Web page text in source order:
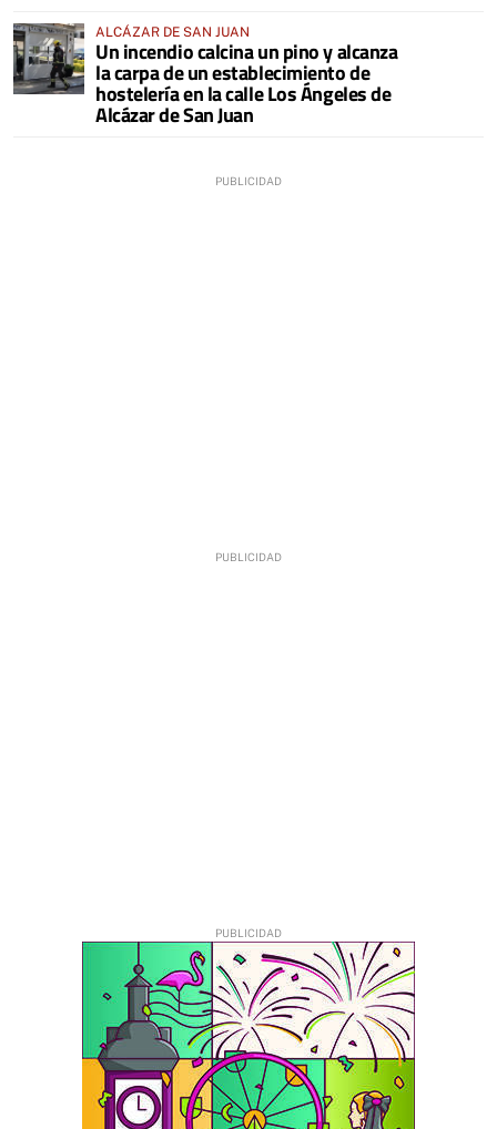
ALCÁZAR DE SAN JUAN
Un incendio calcina un pino y alcanza
la carpa de un establecimiento de
hostelería en la calle Los Ángeles de
Alcázar de San Juan